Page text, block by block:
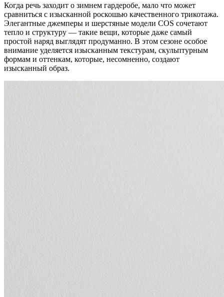
Когда речь заходит о зимнем гардеробе, мало что может
сравниться с изысканной роскошью качественного трикотажа.
Элегантные джемперы и шерстяные модели COS сочетают
тепло и структуру — такие вещи, которые даже самый
простой наряд выглядят продуманно. В этом сезоне особое
внимание уделяется изысканным текстурам, скульптурным
формам и оттенкам, которые, несомненно, создают
изысканный образ.